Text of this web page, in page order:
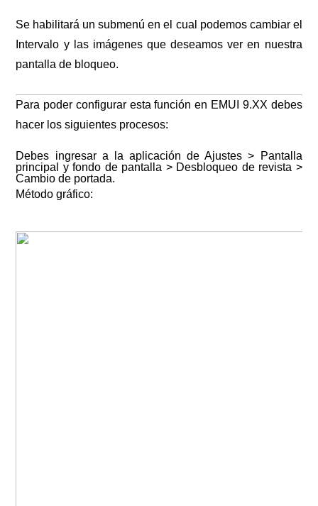
Se habilitará un submenú en el cual podemos cambiar el
Intervalo y las imágenes que deseamos ver en nuestra
pantalla de bloqueo.
Para poder configurar esta función en EMUI 9.XX debes
hacer los siguientes procesos:
Debes ingresar a la aplicación de Ajustes > Pantalla
principal y fondo de pantalla > Desbloqueo de revista >
Cambio de portada.
Método gráfico: